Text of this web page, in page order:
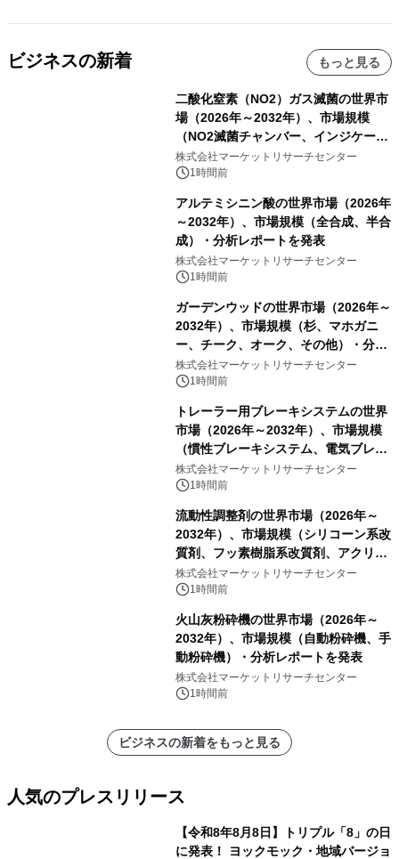
ビジネスの新着 もっと見る
二酸化窒素（NO2）ガス滅菌の世界市
場（2026年～2032年）、市場規模
（NO2滅菌チャンバー、インジケータ
ーおよびモニタリングシステム、その
他）・分析レポートを発表
株式会社マーケットリサーチセンター
1時間前
アルテミシニン酸の世界市場（2026年
～2032年）、市場規模（全合成、半合
成）・分析レポートを発表
株式会社マーケットリサーチセンター
1時間前
ガーデンウッドの世界市場（2026年～
2032年）、市場規模（杉、マホガニ
ー、チーク、オーク、その他）・分析
レポートを発表
株式会社マーケットリサーチセンター
1時間前
トレーラー用ブレーキシステムの世界
市場（2026年～2032年）、市場規模
（慣性ブレーキシステム、電気ブレー
キシステム、その他）・分析レポート
を発表
株式会社マーケットリサーチセンター
1時間前
流動性調整剤の世界市場（2026年～
2032年）、市場規模（シリコーン系改
質剤、フッ素樹脂系改質剤、アクリル
系改質剤、ポリウレタン系改質剤、ワ
ックス系改質剤）・分析レポートを発
株式会社マーケットリサーチセンター
1時間前
火山灰粉砕機の世界市場（2026年～
2032年）、市場規模（自動粉砕機、手
動粉砕機）・分析レポートを発表
株式会社マーケットリサーチセンター
1時間前
ビジネスの新着をもっと見る
人気のプレスリリース
【令和8年8月8日】トリプル「8」の日
に発表！ ヨックモック・地域バージョ